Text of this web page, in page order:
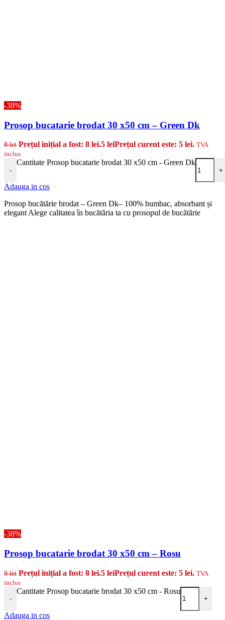
-38%
Prosop bucatarie brodat 30 x50 cm – Green Dk
8lei Prețul inițial a fost: 8 lei.5 leiPrețul curent este: 5 lei. TVA
inclus
-
Cantitate Prosop bucatarie brodat 30 x50 cm - Green Dk
+
Adauga in cos
Prosop bucătărie brodat – Green Dk– 100% bumbac, absorbant și
elegant Alege calitatea în bucătăria ta cu prosopul de bucătărie
-38%
Prosop bucatarie brodat 30 x50 cm – Rosu
8lei Prețul inițial a fost: 8 lei.5 leiPrețul curent este: 5 lei. TVA
inclus
-
Cantitate Prosop bucatarie brodat 30 x50 cm - Rosu
+
Adauga in cos